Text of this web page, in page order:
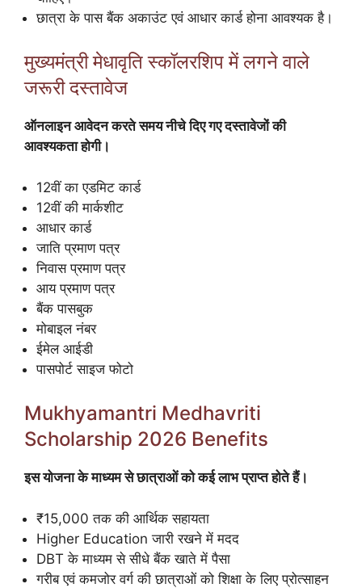
छात्रा के पास बैंक अकाउंट एवं आधार कार्ड होना आवश्यक है।
मुख्यमंत्री मेधावृति स्कॉलरशिप में लगने वाले
जरूरी दस्तावेज
ऑनलाइन आवेदन करते समय नीचे दिए गए दस्तावेजों की
आवश्यकता होगी।
12वीं का एडमिट कार्ड
12वीं की मार्कशीट
आधार कार्ड
जाति प्रमाण पत्र
निवास प्रमाण पत्र
आय प्रमाण पत्र
बैंक पासबुक
मोबाइल नंबर
ईमेल आईडी
पासपोर्ट साइज फोटो
Mukhyamantri Medhavriti
Scholarship 2026 Benefits
इस योजना के माध्यम से छात्राओं को कई लाभ प्राप्त होते हैं।
₹15,000 तक की आर्थिक सहायता
Higher Education जारी रखने में मदद
DBT के माध्यम से सीधे बैंक खाते में पैसा
गरीब एवं कमजोर वर्ग की छात्राओं को शिक्षा के लिए प्रोत्साहन